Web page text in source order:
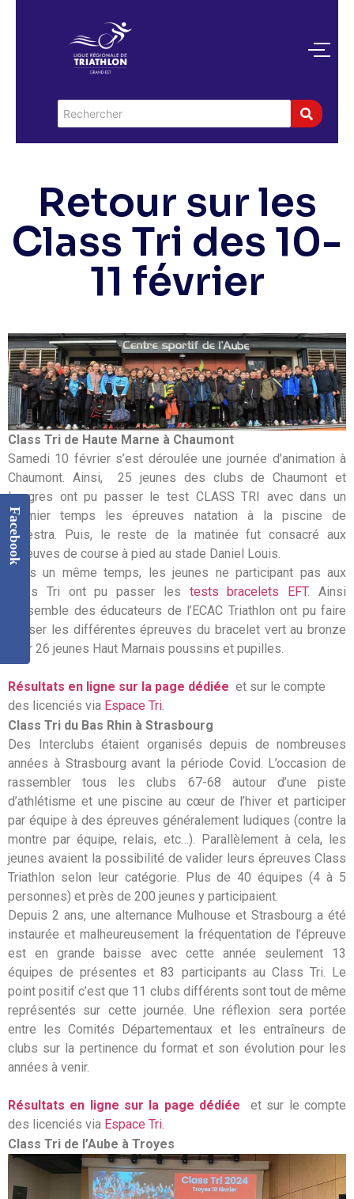
Retour sur les
Class Tri des 10-
11 février
Class Tri de Haute Marne à Chaumont
Samedi 10 février s’est déroulée une journée d’animation à
Chaumont. Ainsi, 25 jeunes des clubs de Chaumont et
Langres ont pu passer le test CLASS TRI avec dans un
premier temps les épreuves natation à la piscine de
Palestra. Puis, le reste de la matinée fut consacré aux
épreuves de course à pied au stade Daniel Louis.
Dans un même temps, les jeunes ne participant pas aux
class Tri ont pu passer les tests bracelets EFT. Ainsi
l’ensemble des éducateurs de l’ECAC Triathlon ont pu faire
passer les différentes épreuves du bracelet vert au bronze
pour 26 jeunes Haut Marnais poussins et pupilles.
Résultats en ligne sur la page dédiée et sur le compte
des licenciés via Espace Tri
Class Tri du Bas Rhin à Strasbourg
Des Interclubs étaient organisés depuis de nombreuses
années à Strasbourg avant la période Covid. L’occasion de
rassembler tous les clubs 67-68 autour d’une piste
d’athlétisme et une piscine au cœur de l’hiver et participer
par équipe à des épreuves généralement ludiques (contre la
montre par équipe, relais, etc…). Parallèlement à cela, les
jeunes avaient la possibilité de valider leurs épreuves Class
Triathlon selon leur catégorie. Plus de 40 équipes (4 à 5
personnes) et près de 200 jeunes y participaient.
Depuis 2 ans, une alternance Mulhouse et Strasbourg a été
instaurée et malheureusement la fréquentation de l’épreuve
est en grande baisse avec cette année seulement 13
équipes de présentes et 83 participants au Class Tri. Le
point positif c’est que 11 clubs différents sont tout de même
représentés sur cette journée. Une réflexion sera portée
entre les Comités Départementaux et les entraîneurs de
clubs sur la pertinence du format et son évolution pour les
années à venir.
Résultats en ligne sur la page dédiée
et sur le compte
des licenciés via Espace Tri
Class Tri de l’Aube à Troyes
Facebook